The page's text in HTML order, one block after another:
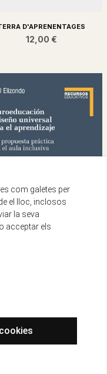
D'APRENENTAGES
12,00 €
com galetes per
el lloc, inclosos
la seva
acceptar els